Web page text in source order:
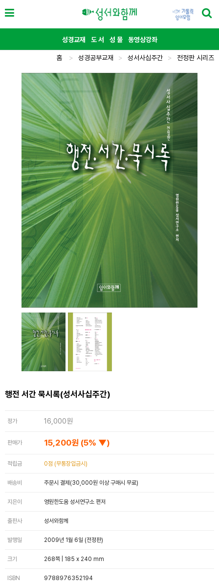
성경교재 도 서 성 물 동영상강좌
홈 > 성경공부교재 > 성서사십주간 > 전정판 시리즈
행전 서간 묵시록(성서사십주간)
정가 16,000원
판매가 15,200원 (5% ▼)
적립금 0점 (무통장입금시)
배송비 주문시 결제(30,000원 이상 구매시 무료)
지은이 영원한도움 성서연구소 편저
출판사 성서와함께
발행일 2009년 1월 6일 (전정판)
크기 268쪽 | 185 x 240 mm
ISBN 9788976352194